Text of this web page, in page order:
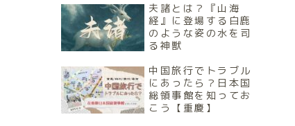
夫諸とは？『山海
経』に登場する白鹿
のような姿の水を司
る神獣
中国旅行でトラブル
にあったら？日本国
総領事館を知ってお
こう【重慶】